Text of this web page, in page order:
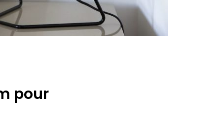
pour